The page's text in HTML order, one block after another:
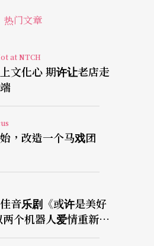
热门文章
at NTCH
文化心 期许让老店走
，改造一个马戏团
音乐剧《或许是美好
个机器人爱情重新凝